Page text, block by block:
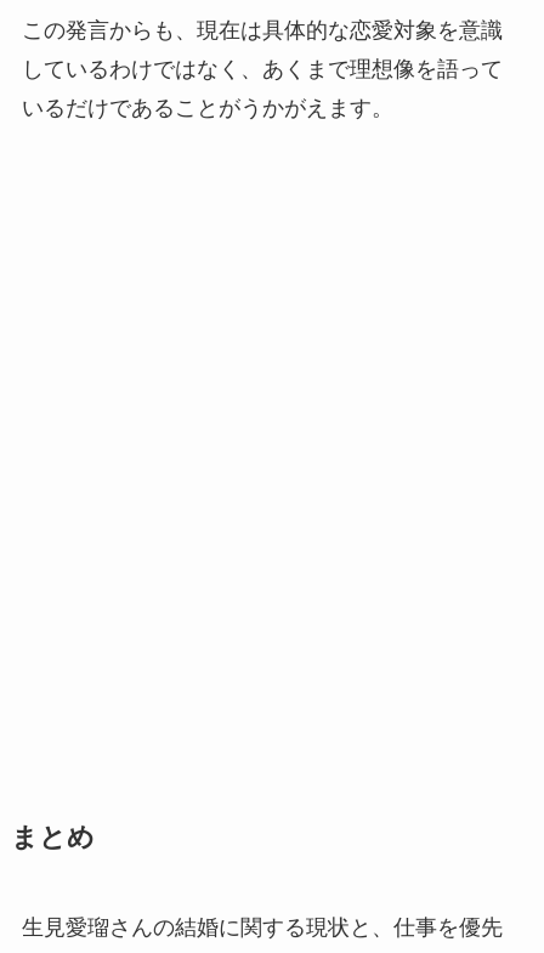
この発言からも、現在は具体的な恋愛対象を意識
しているわけではなく、あくまで理想像を語って
いるだけであることがうかがえます。
まとめ
生見愛瑠さんの結婚に関する現状と、仕事を優先